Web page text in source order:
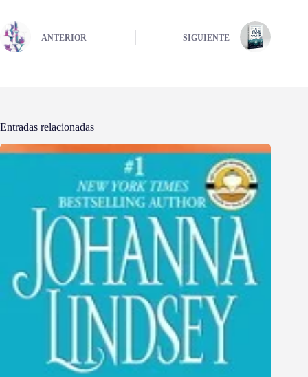
ANTERIOR SIGUIENTE
Entradas relacionadas